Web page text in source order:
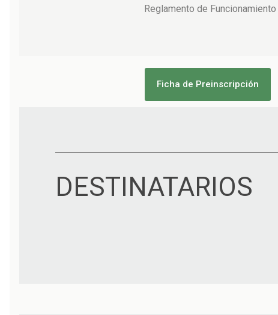
Reglamento de Funcionamiento
Ficha de Preinscripción
DESTINATARIOS